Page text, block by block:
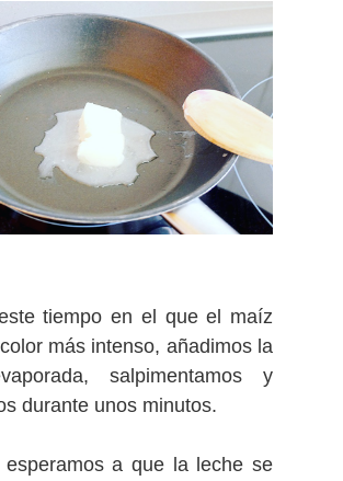
tiempo en el que el maíz
más intenso, añadimos la
salpimentamos y
durante unos minutos.
esperamos a que la leche se